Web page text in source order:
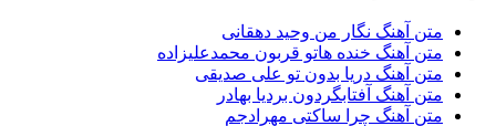
متن آهنگ نگار من وحید دهقانی
متن آهنگ خنده هاتو قربون محمدعلیزاده
متن آهنگ دریا بدون تو علی صدیقی
متن آهنگ آفتابگردون بردیا بهادر
متن آهنگ چرا ساکتی مهرادجم